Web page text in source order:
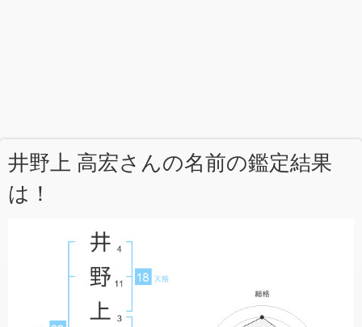
井野上 高宏さんの名前の鑑定結果
は！